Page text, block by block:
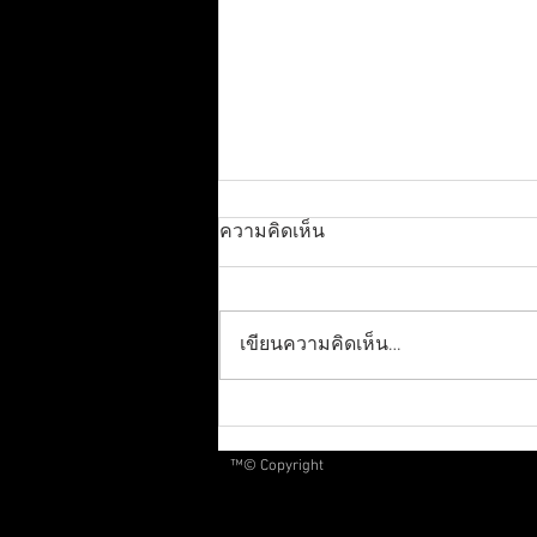
แตกต่างอย่างลงตัว ป๊อบ ปอง
กูล และ WONDERFRAME ใน
ความคิดเห็น
เขียนความคิดเห็น…
™© Copyright